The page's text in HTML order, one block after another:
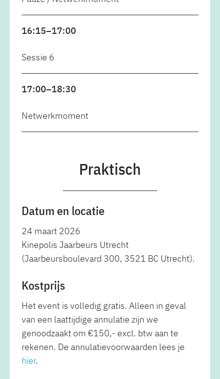
16:15–17:00
Sessie 6
17:00–18:30
Netwerkmoment
Praktisch
Datum en locatie
24 maart 2026
Kinepolis Jaarbeurs Utrecht
(Jaarbeursboulevard 300, 3521 BC Utrecht).
Kostprijs
Het event is volledig gratis. Alleen in geval
van een laattijdige annulatie zijn we
genoodzaakt om €150,- excl. btw aan te
rekenen. De annulatievoorwaarden lees je
hier.